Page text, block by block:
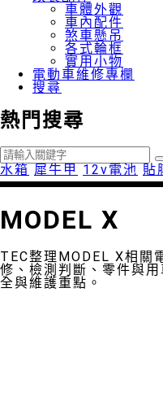
車體外觀
車內配件
煞車懸吊
各式輪框
實用小物
電動車維修專欄
搜尋
熱門搜尋
水箱 犀牛甲 12v電池 貼
MODEL X
TEC整理MODEL X相關
修、檢測判斷、零件與
全與維護重點。